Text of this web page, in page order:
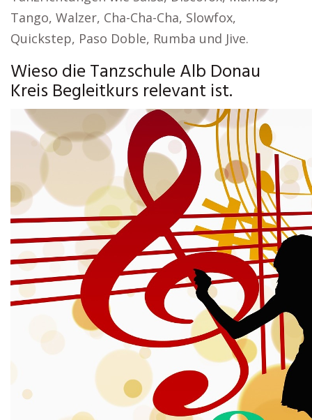
Tango, Walzer, Cha-Cha-Cha, Slowfox,
Quickstep, Paso Doble, Rumba und Jive.
Wieso die Tanzschule Alb Donau
Kreis Begleitkurs relevant ist.